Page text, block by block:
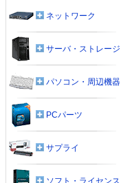
ネットワーク
サーバ・ストレージ
パソコン・周辺機器
PCパーツ
サプライ
ソフト・ライセンス